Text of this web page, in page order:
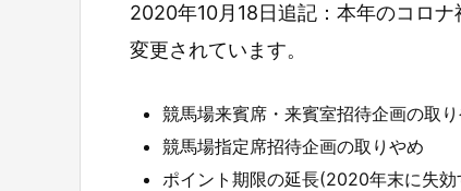
2020年10月18日追記：本年のコロ
変更されています。
競馬場来賓席・来賓室招待企画の取
競馬場指定席招待企画の取りやめ
ポイント期限の延長(2020年末に失